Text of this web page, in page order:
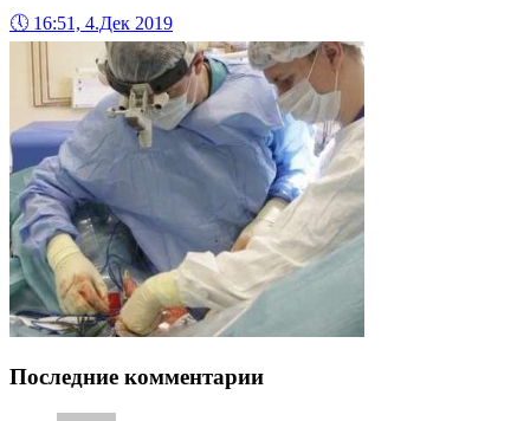
🕔 16:51, 4.Дек 2019
Последние комментарии